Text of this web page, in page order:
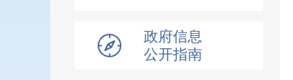
政府信息
公开指南